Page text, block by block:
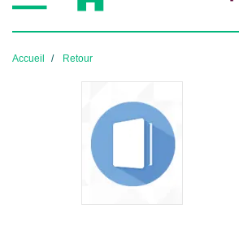
Accueil Retour